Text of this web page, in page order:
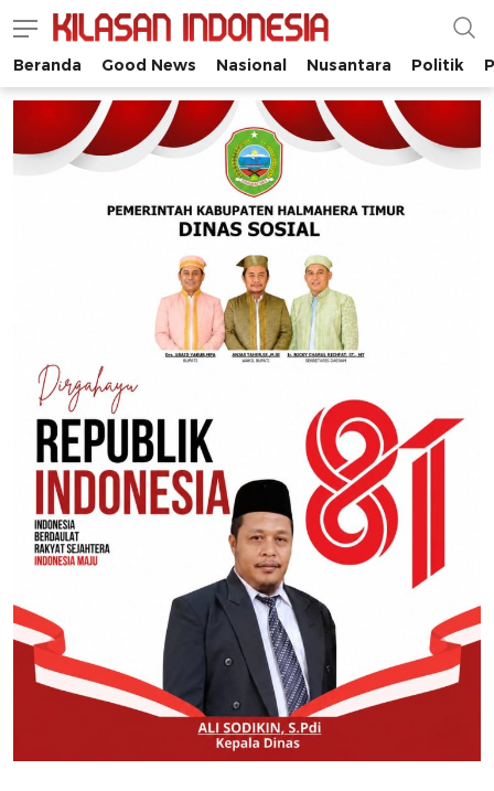
Kilasan Indonesia
Satu-satunya di Indonesia
Beranda Good News Nasional Nusantara Politik